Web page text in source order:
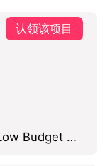
认领该项目
Branded Entertainment | Low Budget Merit